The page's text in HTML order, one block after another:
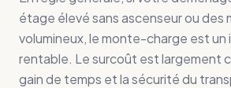
étage élevé sans ascenseur ou des
volumineux, le monte-charge est
rentable. Le surcoût est largement
gain de temps et la sécurité du